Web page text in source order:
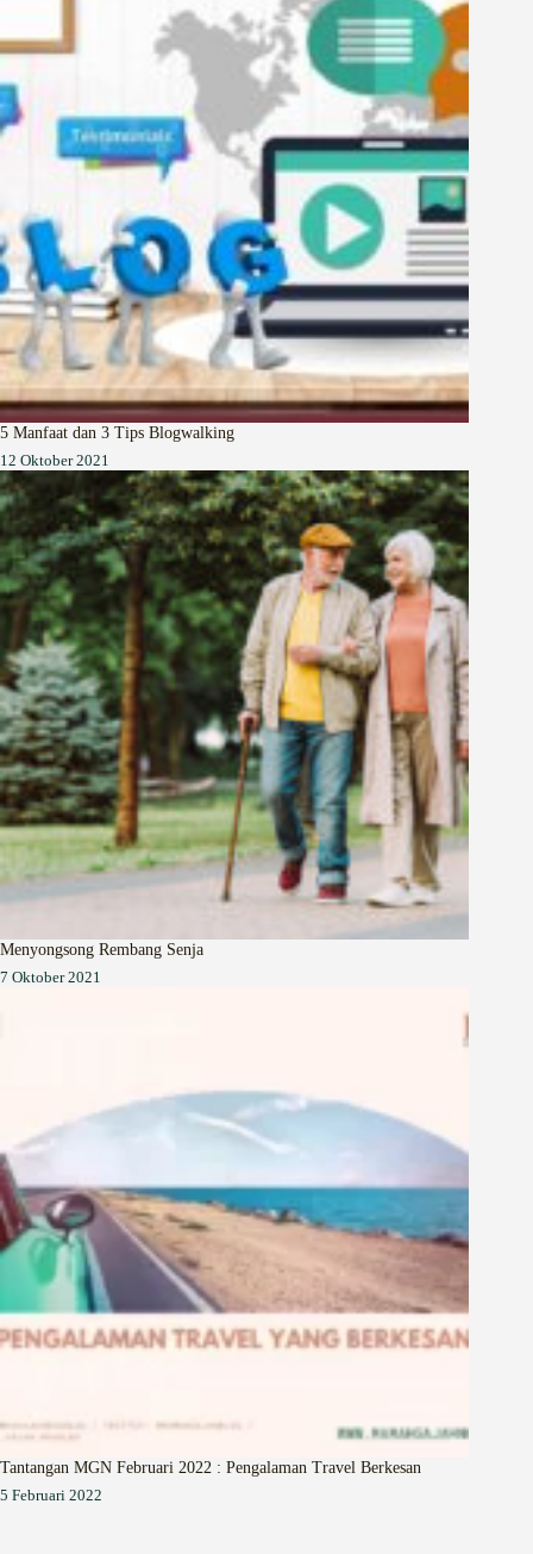
5 Manfaat dan 3 Tips Blogwalking
12 Oktober 2021
Menyongsong Rembang Senja
7 Oktober 2021
Tantangan MGN Februari 2022 : Pengalaman Travel Berkesan
5 Februari 2022